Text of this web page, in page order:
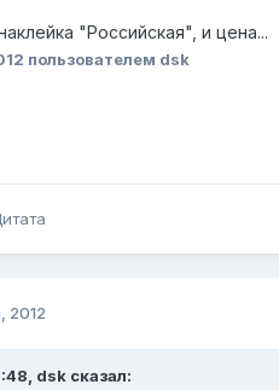
"Российская", и цена...
пользователем dsk
2012
dsk сказал: